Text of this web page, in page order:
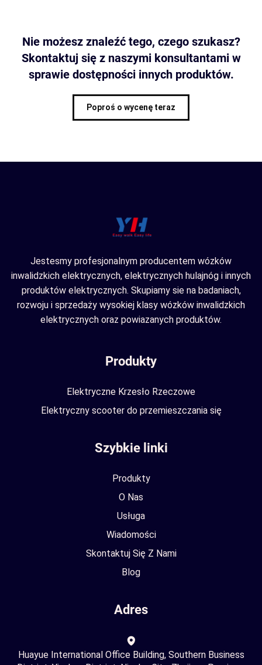
Nie możesz znaleźć tego, czego szukasz?
Skontaktuj się z naszymi konsultantami w
sprawie dostępności innych produktów.
Poproś o wycenę teraz
Jestesmy profesjonalnym producentem wózków
inwalidzkich elektrycznych, elektrycznych hulajnóg i innych
produktów elektrycznych. Skupiamy sie na badaniach,
rozwoju i sprzedaży wysokiej klasy wózków inwalidzkich
elektrycznych oraz powiazanych produktów.
Produkty
Elektryczne Krzesło Rzeczowe
Elektryczny scooter do przemieszczania się
Szybkie linki
Produkty
O Nas
Usługa
Wiadomości
Skontaktuj Się Z Nami
Blog
Adres
Huayue International Office Building, Southern Business